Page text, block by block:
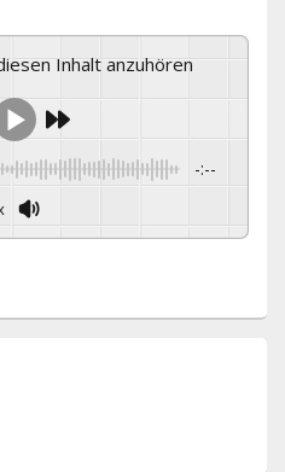
diesen Inhalt anzuhören
-:--